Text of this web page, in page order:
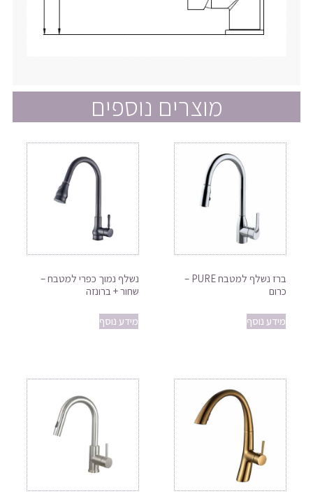
מוצרים נוספים
ברז נשלף למטבח PURE –
כרום
מידע נוסף
נשלף נמוך כפרי למטבח –
שחור + ברונזה
מידע נוסף